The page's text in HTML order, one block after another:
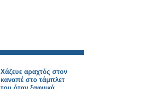
Χάζευε αραχτός στον
καναπέ στο τάμπλετ